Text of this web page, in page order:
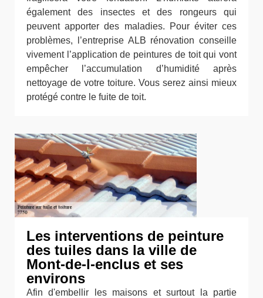
également des insectes et des rongeurs qui
peuvent apporter des maladies. Pour éviter ces
problèmes, l’entreprise ALB rénovation conseille
vivement l’application de peintures de toit qui vont
empêcher l’accumulation d’humidité après
nettoyage de votre toiture. Vous serez ainsi mieux
protégé contre le fuite de toit.
Les interventions de peinture
des tuiles dans la ville de
Mont-de-l-enclus et ses
environs
Afin d'embellir les maisons et surtout la partie